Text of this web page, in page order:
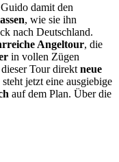
damit den
, wie sie ihn
nach Deutschland.
Angeltour, die
in vollen Zügen
Tour direkt neue
jetzt eine ausgiebige
auf dem Plan. Über die